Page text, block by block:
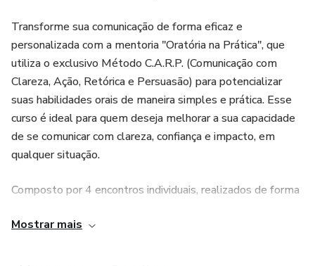
Transforme sua comunicação de forma eficaz e
personalizada com a mentoria "Oratória na Prática", que
utiliza o exclusivo Método C.A.R.P. (Comunicação com
Clareza, Ação, Retórica e Persuasão) para potencializar
suas habilidades orais de maneira simples e prática. Esse
curso é ideal para quem deseja melhorar a sua capacidade
de se comunicar com clareza, confiança e impacto, em
qualquer situação.
Composto por 4 encontros individuais, realizados de forma
com encontros semanais, permitindo que o mentorado
Mostrar mais